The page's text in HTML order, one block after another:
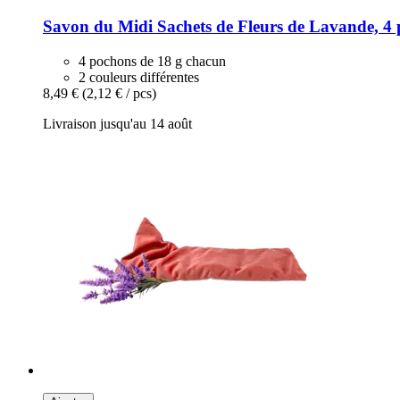
Savon du Midi Sachets de Fleurs de Lavande, 4
4 pochons de 18 g chacun
2 couleurs différentes
8,49 € (2,12 € / pcs)
Livraison jusqu'au 14 août